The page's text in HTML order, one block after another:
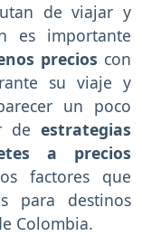
de viajar y
es importante
precios con
su viaje y
un poco
de estrategias
a precios
factores que
para destinos
Colombia.